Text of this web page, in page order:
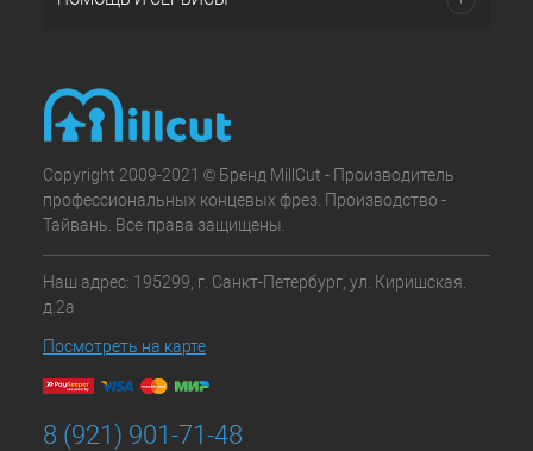
Copyright 2009-2021 © Бренд MillCut - Производитель
профессиональных концевых фрез. Производство -
Тайвань. Все права защищены.
Наш адрес: 195299, г. Санкт-Петербург, ул. Киришская.
д.2а
Посмотреть на карте
8 (921) 901-71-48